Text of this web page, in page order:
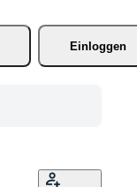
Einloggen